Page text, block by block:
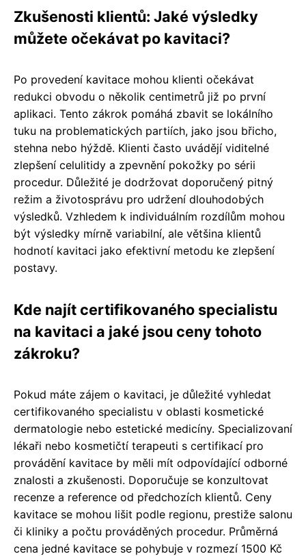
Zkušenosti klientů: Jaké výsledky
můžete očekávat po kavitaci?
Po provedení kavitace mohou klienti očekávat
redukci obvodu o několik centimetrů již po první
aplikaci. Tento zákrok pomáhá zbavit se lokálního
tuku na problematických partiích, jako jsou břicho,
stehna nebo hýždě. Klienti často uvádějí viditelné
zlepšení celulitidy a zpevnění pokožky po sérii
procedur. Důležité je dodržovat doporučený pitný
režim a životosprávu pro udržení dlouhodobých
výsledků. Vzhledem k individuálním rozdílům mohou
být výsledky mírně variabilní, ale většina klientů
hodnotí kavitaci jako efektivní metodu ke zlepšení
postavy.
Kde najít certifikovaného specialistu
na kavitaci a jaké jsou ceny tohoto
zákroku?
Pokud máte zájem o kavitaci, je důležité vyhledat
certifikovaného specialistu v oblasti kosmetické
dermatologie nebo estetické medicíny. Specializovaní
lékaři nebo kosmetičtí terapeuti s certifikací pro
provádění kavitace by měli mít odpovídající odborné
znalosti a zkušenosti. Doporučuje se konzultovat
recenze a reference od předchozích klientů. Ceny
kavitace se mohou lišit podle regionu, prestiže salonu
či kliniky a počtu prováděných procedur. Průměrná
cena jedné kavitace se pohybuje v rozmezí 1500 Kč